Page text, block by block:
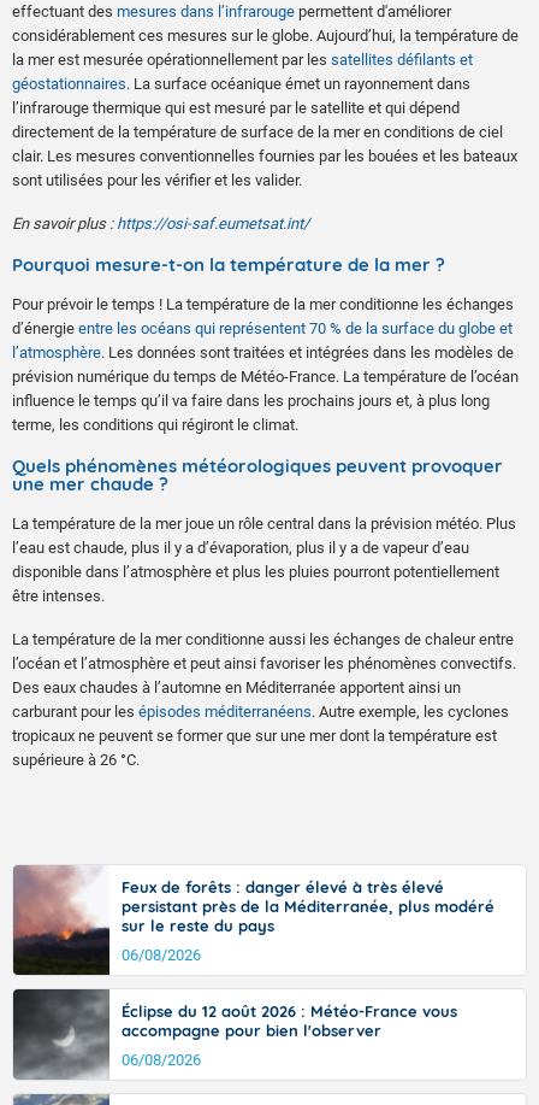
effectuant des mesures dans l’infrarouge permettent d'améliorer
considérablement ces mesures sur le globe. Aujourd’hui, la température de
la mer est mesurée opérationnellement par les satellites défilants et
géostationnaires. La surface océanique émet un rayonnement dans
l’infrarouge thermique qui est mesuré par le satellite et qui dépend
directement de la température de surface de la mer en conditions de ciel
clair. Les mesures conventionnelles fournies par les bouées et les bateaux
sont utilisées pour les vérifier et les valider.
En savoir plus :https://osi-saf.eumetsat.int/
Pourquoi mesure-t-on la température de la mer ?
Pour prévoir le temps ! La température de la mer conditionne les échanges
d’énergie entre les océans qui représentent 70 % de la surface du globe et
l’atmosphère. Les données sont traitées et intégrées dans les modèles de
prévision numérique du temps de Météo-France. La température de l’océan
influence le temps qu’il va faire dans les prochains jours et, à plus long
terme, les conditions qui régiront le climat.
Quels phénomènes météorologiques peuvent provoquer
une mer chaude ?
La température de la mer joue un rôle central dans la prévision météo. Plus
l’eau est chaude, plus il y a d’évaporation, plus il y a de vapeur d’eau
disponible dans l’atmosphère et plus les pluies pourront potentiellement
être intenses.
La température de la mer conditionne aussi les échanges de chaleur entre
l’océan et l’atmosphère et peut ainsi favoriser les phénomènes convectifs.
Des eaux chaudes à l’automne en Méditerranée apportent ainsi un
carburant pour les épisodes méditerranéens. Autre exemple, les cyclones
tropicaux ne peuvent se former que sur une mer dont la température est
supérieure à 26 °C.
Feux de forêts : danger élevé à très élevé
persistant près de la Méditerranée, plus modéré
sur le reste du pays
06/08/2026
Éclipse du 12 août 2026 : Météo-France vous
accompagne pour bien l'observer
06/08/2026